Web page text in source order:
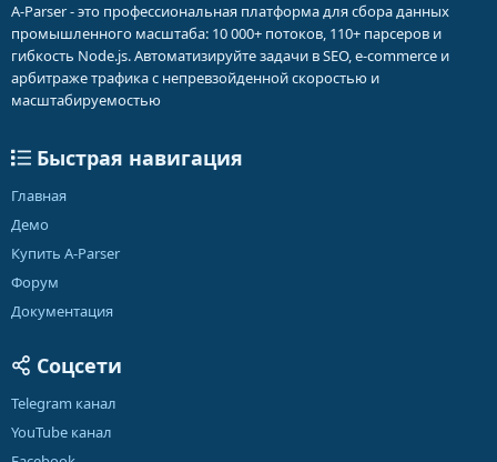
A-Parser - это профессиональная платформа для сбора данных
промышленного масштаба: 10 000+ потоков, 110+ парсеров и
гибкость Node.js. Автоматизируйте задачи в SEO, e-commerce и
арбитраже трафика с непревзойденной скоростью и
масштабируемостью
Быстрая навигация
Главная
Демо
Купить A-Parser
Форум
Документация
Соцсети
Telegram канал
YouTube канал